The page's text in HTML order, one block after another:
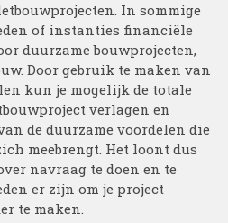
In sommige
of instanties financiële
duurzame bouwprojecten,
Door gebruik te maken van
kun je mogelijk de totale
verlagen en
de duurzame voordelen die
meebrengt. Het loont dus
navraag te doen en te
er zijn om je project
te maken.